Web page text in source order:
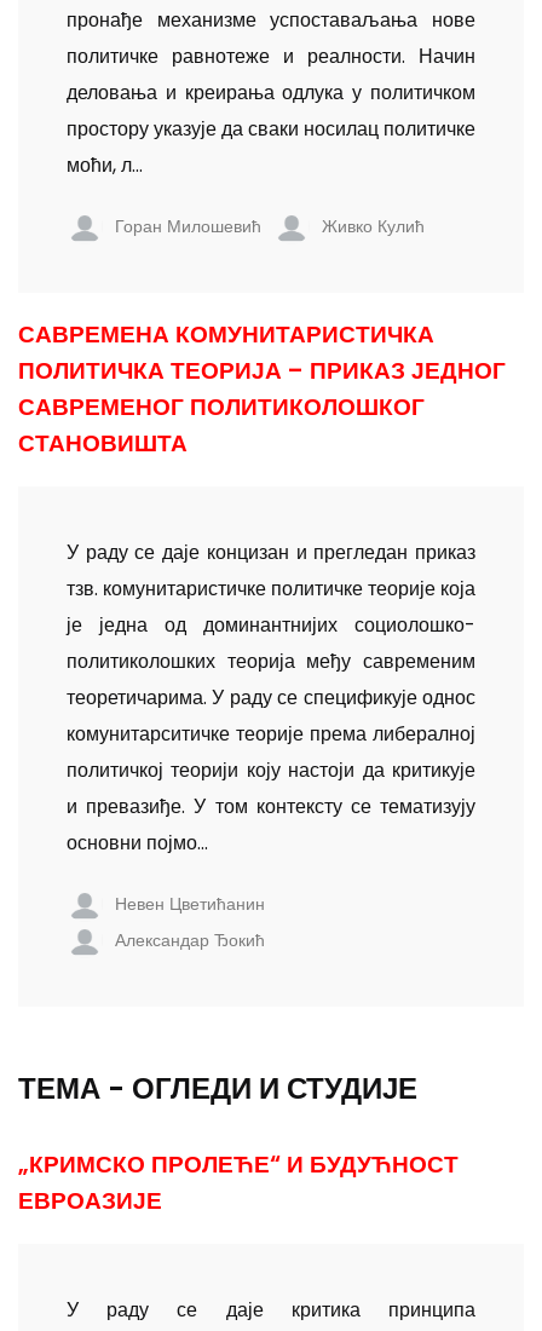
пронађе механизме успоставаљања нове
политичке равнотеже и реалности. Начин
деловања и креирања одлука у политичком
простору указује да сваки носилац политичке
моћи, л...
Горан Милошевић Живко Кулић
САВРЕМЕНА КОМУНИТАРИСТИЧКА
ПОЛИТИЧКА ТЕОРИЈА – ПРИКАЗ ЈЕДНОГ
САВРЕМЕНОГ ПОЛИТИКОЛОШКОГ
СТАНОВИШТА
У раду се даје концизан и прегледан приказ
тзв. комунитаристичке политичке теорије која
је једна од доминантнијих социолошко-
политиколошких теорија међу савременим
теоретичарима. У раду се спецификује однос
комунитарситичке теорије према либералној
политичкој теорији коју настоји да критикује
и превазиђе. У том контексту се тематизују
основни појмо...
Невен Цветићанин
Александар Ђокић
ТЕМА - ОГЛЕДИ И СТУДИЈЕ
„КРИМСКО ПРОЛЕЋЕ“ И БУДУЋНОСТ
ЕВРОАЗИЈЕ
У раду се даје критика принципа